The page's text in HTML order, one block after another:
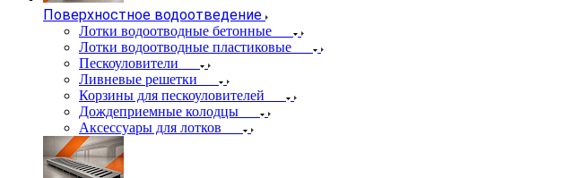
Поверхностное водоотведение
Лотки водоотводные бетонные
Лотки водоотводные пластиковые
Пескоуловители
Ливневые решетки
Корзины для пескоуловителей
Дождеприемные колодцы
Аксессуары для лотков